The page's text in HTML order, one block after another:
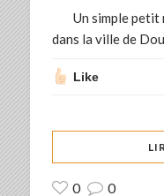
Un simple petit
dans la ville de
Like
0 0